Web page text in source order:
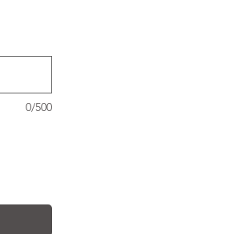
0/500